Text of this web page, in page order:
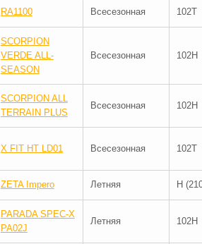
RA1100 Всесезонная 102T
SCORPION
VERDE ALL-
SEASON
Всесезонная 102H
SCORPION ALL
TERRAIN PLUS
Всесезонная 102H
X FIT HT LD01 Всесезонная 102T
ZETA Impero Летняя H
PARADA SPEC-X
PA02J
Летняя 102H